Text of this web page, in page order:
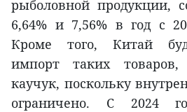
рыболовной продукции,
6,64% и 7,56% в год с
Кроме того, Китай
импорт таких
каучук, поскольку
ограничено. С 2024